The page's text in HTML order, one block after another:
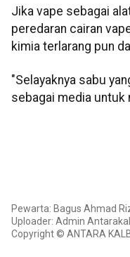
Jika vape sebagai
peredaran cairan
kimia terlarang pun
"Selayaknya sabu
sebagai media untuk
Pewarta: Bagus Ahmad
Uploader: Admin
Copyright © ANTARA